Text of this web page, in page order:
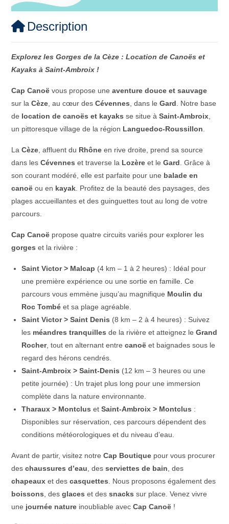
Description
Explorez les Gorges de la Cèze : Location de Canoës et
Kayaks à Saint-Ambroix !
Cap Canoë vous propose uneaventure douce et sauvage
sur laCèze , au cœur desCévennes , dans leGard . Notre base
de location de canoës et kayaks se situe àSaint-Ambroix
un pittoresque village de la région Languedoc-Roussillon
LaCèze , affluent du Rhône en rive droite, prend sa source
dans lesCévennes et traverse la Lozère et leGard . Grâce à
son courant modéré, elle est parfaite pour une balade en
canoë ou en kayak . Profitez de la beauté des paysages, des
plages accueillantes et des guinguettes tout au long de votre
parcours.
Cap Canoë propose quatre circuits variés pour explorer les
gorges et la rivière :
Saint Victor > Malcap (4 km – 1 à 2 heures) : Idéal pour
une première expérience ou une sortie en famille. Ce
parcours vous emmène jusqu’au magnifique Moulin du
Roc Tombé et sa plage agréable.
Saint Victor > Saint Denis (8 km – 2 à 4 heures) : Suivez
les méandres tranquilles de la rivière et atteignez leGrand
Rocher, tout en alternant entrecanoë et baignades sous le
regard des hérons cendrés.
Saint-Ambroix > Saint-Denis (12 km – 3 heures ou une
petite journée) : Un trajet plus long pour une immersion
complète dans la nature environnante.
Tharaux > Montclus etSaint-Ambroix > Montclus :
Disponibles sur réservation, ces parcours dépendent des
conditions météorologiques et du niveau d’eau.
Avant de partir, visitez notreCap Boutique pour vous procurer
deschaussures d’eau , desserviettes de bain , des
chapeaux et descasquettes . Nous proposons également des
boissons , desglaces et dessnacks sur place. Venez vivre
une journée nature inoubliable avecCap Canoë !